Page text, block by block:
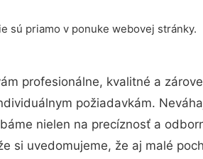
sú priamo v ponuke webovej stránky.
profesionálne, kvalitné a
požiadavkám.
nielen na precíznosť a
si uvedomujeme, že aj malé